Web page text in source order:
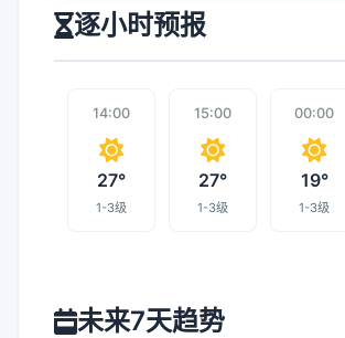
逐小时预报
14:00
27°
1-3级
15:00
27°
1-3级
00:00
19°
1-3级
未来7天趋势